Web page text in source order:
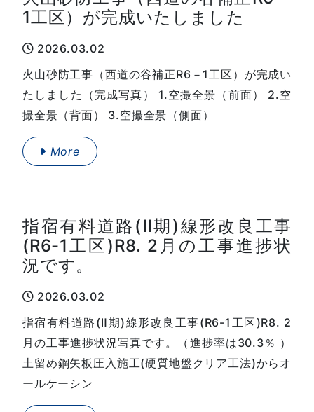
1工区）が完成いたしました
2026.03.02
火山砂防工事（西道の谷補正R6－1工区）が完成い
たしました（完成写真） 1.空撮全景（前面） 2.空
撮全景（背面） 3.空撮全景（側面）
More
指宿有料道路(Ⅱ期)線形改良工事
(R6-1工区)R8. 2月の工事進捗状
況です。
2026.03.02
指宿有料道路(Ⅱ期)線形改良工事(R6-1工区)R8. 2
月の工事進捗状況写真です。（進捗率は30.3％ ）
土留め鋼矢板圧入施工(硬質地盤クリア工法)からオ
ールケーシン